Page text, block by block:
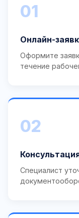
01
Онлайн-
Оформите
течение
02
Специалист